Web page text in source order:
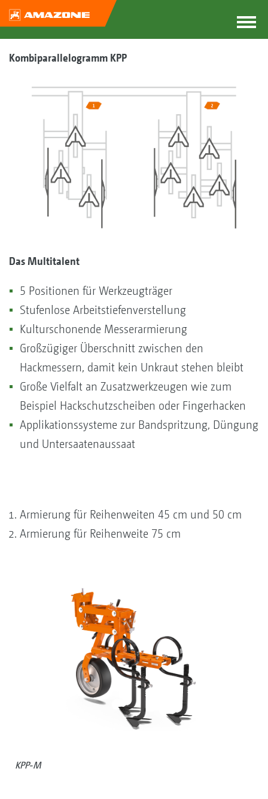
Kombiparallelogramm KPP
Das Multitalent
5 Positionen für Werkzeugträger
Stufenlose Arbeitstiefenverstellung
Kulturschonende Messerarmierung
Großzügiger Überschnitt zwischen den
Hackmessern, damit kein Unkraut stehen bleibt
Große Vielfalt an Zusatzwerkzeugen wie zum
Beispiel Hackschutzscheiben oder Fingerhacken
Applikationssysteme zur Bandspritzung, Düngung
und Untersaatenaussaat
Armierung für Reihenweiten 45 cm und 50 cm
Armierung für Reihenweite 75 cm
KPP-M